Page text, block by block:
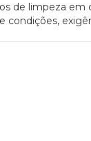
de limpeza